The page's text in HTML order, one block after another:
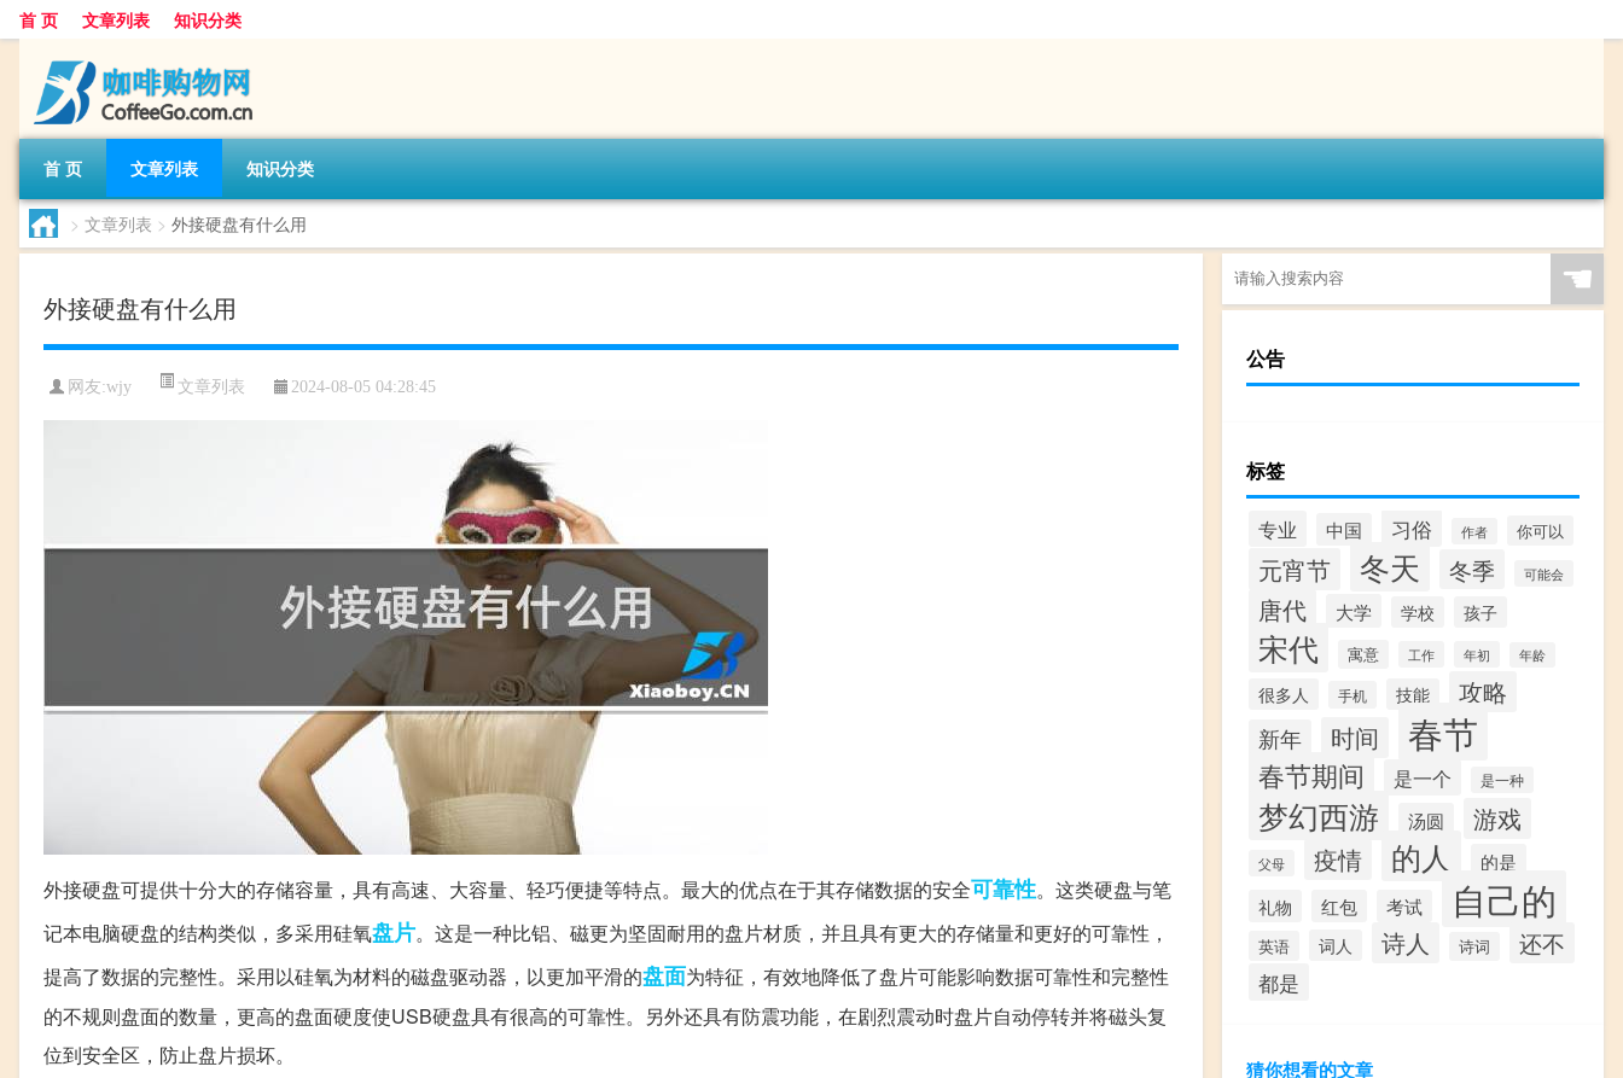
首 页 文章列表 知识分类
首 页 文章列表 知识分类
> 文章列表 > 外接硬盘有什么用
外接硬盘有什么用
网友:wjy 文章列表 2024-08-05 04:28:45
外接硬盘可提供十分大的存储容量，具有高速、大容量、轻巧便捷等特点。最大的优点在于其存储数据的安全可靠性。这类硬盘与笔
记本电脑硬盘的结构类似，多采用硅氧盘片。这是一种比铝、磁更为坚固耐用的盘片材质，并且具有更大的存储量和更好的可靠性，
提高了数据的完整性。采用以硅氧为材料的磁盘驱动器，以更加平滑的盘面为特征，有效地降低了盘片可能影响数据可靠性和完整性
的不规则盘面的数量，更高的盘面硬度使USB硬盘具有很高的可靠性。另外还具有防震功能，在剧烈震动时盘片自动停转并将磁头复
位到安全区，防止盘片损坏。
☚
公告
标签
专业 中国 习俗 作者 你可以
元宵节 冬天 冬季 可能会
唐代 大学 学校 孩子
宋代 寓意 工作 年初 年龄
很多人 手机 技能 攻略
新年 时间 春节
春节期间 是一个 是一种
梦幻西游 汤圆 游戏
父母 疫情 的人 的是
礼物 红包 考试 自己的
英语 词人 诗人 诗词 还不
都是
猜你想看的文章